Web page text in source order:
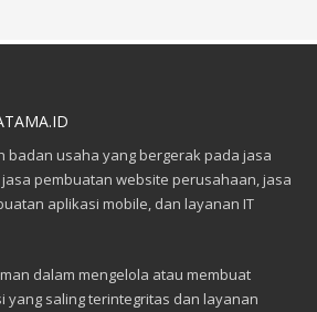
badan usaha yang bergerak pada jasa
pembuatan website perusahaan, jasa
aplikasi mobile, dan layanan IT
dalam mengelola atau membuat
yang saling terintegritas dan layanan